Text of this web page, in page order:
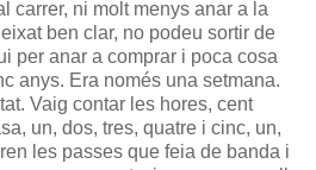
carrer, ni molt menys anar a la
ben clar, no podeu sortir de
per anar a comprar i poca cosa
anys. Era només una setmana.
Vaig contar les hores, cent
un, dos, tres, quatre i cinc, un,
les passes que feia de banda i